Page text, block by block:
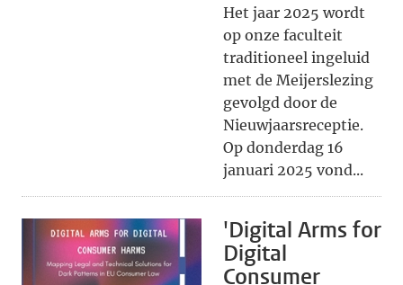
Het jaar 2025 wordt
op onze faculteit
traditioneel ingeluid
met de Meijerslezing
gevolgd door de
Nieuwjaarsreceptie.
Op donderdag 16
januari 2025 vond...
'Digital Arms for
Digital
Consumer